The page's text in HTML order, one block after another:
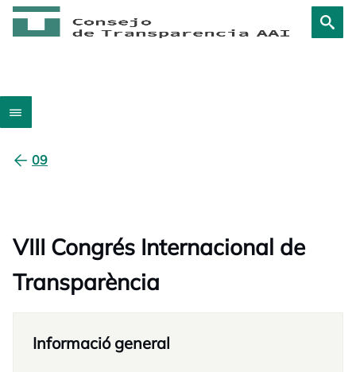
09
VIII Congrés Internacional de
Transparència
Informació general